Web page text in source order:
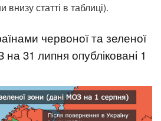
внизу статті в таблиці).
червоної та зеленої
31 липня опубліковані 1